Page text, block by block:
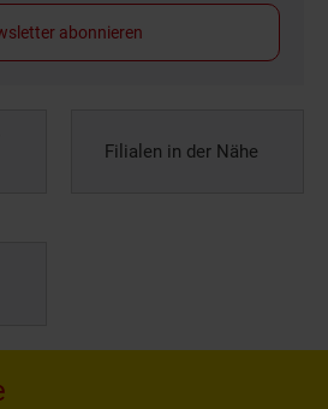
abonnieren
Filialen in der Nähe